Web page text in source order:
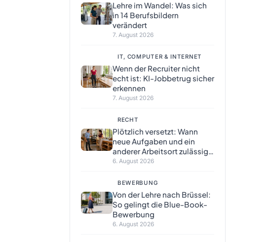
Lehre im Wandel: Was sich
in 14 Berufsbildern
verändert
7. August 2026
IT, COMPUTER & INTERNET
Wenn der Recruiter nicht
echt ist: KI-Jobbetrug sicher
erkennen
7. August 2026
RECHT
Plötzlich versetzt: Wann
neue Aufgaben und ein
anderer Arbeitsort zulässig
sind
6. August 2026
BEWERBUNG
Von der Lehre nach Brüssel:
So gelingt die Blue-Book-
Bewerbung
6. August 2026